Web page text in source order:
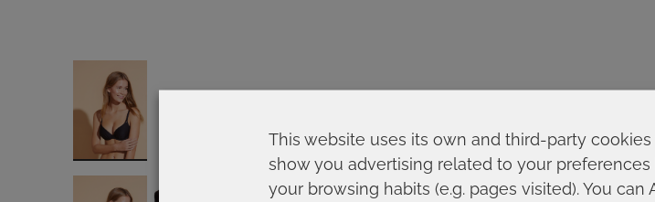
This website uses its own and third-party
show you advertising related to your
your browsing habits (e.g. pages visited). You